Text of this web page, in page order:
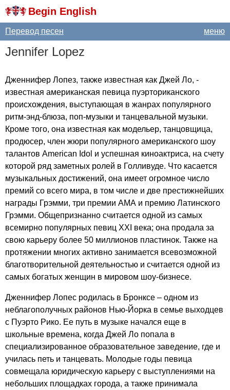
Begin English
меню
Перевод песен
Jennifer Lopez
Дженнифер Лопез, также известная как Джей Ло, -
известная американская певица пуэрториканского
происхождения, выступающая в жанрах популярного
ритм-энд-блюза, поп-музыки и танцевальной музыки.
Кроме того, она известная как модельер, танцовщица,
продюсер, член жюри популярного американского шоу
талантов American Idol и успешная киноактриса, на счету
которой ряд заметных ролей в Голливуде. Что касается
музыкальных достижений, она имеет огромное число
премий со всего мира, в том числе и две престижнейших
награды Грэмми, три премии АМА и премию Латинского
Грэмми. Общепризнанно считается одной из самых
всемирно популярных певиц ХХІ века; она продала за
свою карьеру более 50 миллионов пластинок. Также на
протяжении многих активно занимается всевозможной
благотворительной деятельностью и считается одной из
самых богатых женщин в мировом шоу-бизнесе.
Дженнифер Лопес родилась в Бронксе – одном из
неблагополучных районов Нью-Йорка в семье выходцев
с Пуэрто Рико. Ее путь в музыке начался еще в
школьные времена, когда Джей Ло попала в
специализированное образовательное заведение, где и
училась петь и танцевать. Молодые годы певица
совмещала юридическую карьеру с выступлениями на
небольших площадках города, а также принимала